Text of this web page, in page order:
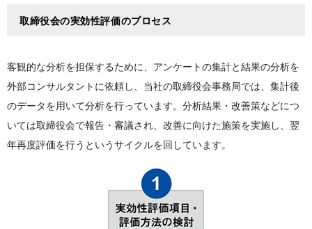
取締役会の実効性評価のプロセス
客観的な分析を担保するために、アンケートの集計と結果の分析を
外部コンサルタントに依頼し、当社の取締役会事務局では、集計後
のデータを用いて分析を行っています。分析結果・改善策などにつ
いては取締役会で報告・審議され、改善に向けた施策を実施し、翌
年再度評価を行うというサイクルを回しています。